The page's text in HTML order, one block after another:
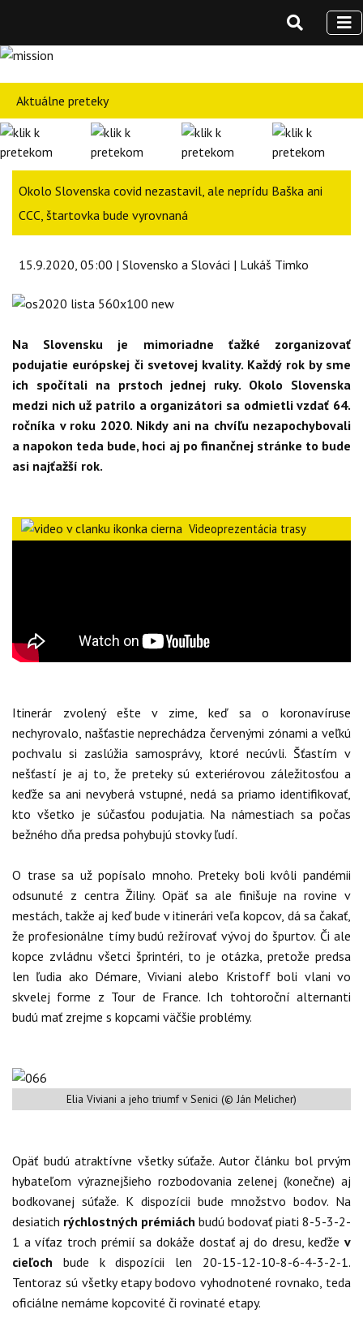
Aktuálne preteky
Okolo Slovenska covid nezastavil, ale neprídu Baška ani
CCC, štartovka bude vyrovnaná
15.9.2020, 05:00 | Slovensko a Slováci | Lukáš Timko
Na Slovensku je mimoriadne ťažké zorganizovať
podujatie európskej či svetovej kvality. Každý rok by sme
ich spočítali na prstoch jednej ruky. Okolo Slovenska
medzi nich už patrilo a organizátori sa odmietli vzdať 64.
ročníka v roku 2020. Nikdy ani na chvíľu nezapochybovali
a napokon teda bude, hoci aj po finančnej stránke to bude
asi najťažší rok.
Videoprezentácia trasy
Itinerár zvolený ešte v zime, keď sa o koronavíruse
nechyrovalo, našťastie neprechádza červenými zónami a veľkú
pochvalu si zaslúžia samosprávy, ktoré necúvli. Šťastím v
nešťastí je aj to, že preteky sú exteriérovou záležitosťou a
keďže sa ani nevyberá vstupné, nedá sa priamo identifikovať,
kto všetko je súčasťou podujatia. Na námestiach sa počas
bežného dňa predsa pohybujú stovky ľudí.
O trase sa už popísalo mnoho. Preteky boli kvôli pandémii
odsunuté z centra Žiliny. Opäť sa ale finišuje na rovine v
mestách, takže aj keď bude v itinerári veľa kopcov, dá sa čakať,
že profesionálne tímy budú režírovať vývoj do špurtov. Či ale
kopce zvládnu všetci šprintéri, to je otázka, pretože predsa
len ľudia ako Démare, Viviani alebo Kristoff boli vlani vo
skvelej forme z Tour de France. Ich tohtoroční alternanti
budú mať zrejme s kopcami väčšie problémy.
Elia Viviani a jeho triumf v Senici (© Ján Melicher)
Opäť budú atraktívne všetky súťaže. Autor článku bol prvým
hybateľom výraznejšieho rozbodovania zelenej (konečne) aj
bodkovanej súťaže. K dispozícii bude množstvo bodov. Na
desiatich rýchlostných prémiách budú bodovať piati 8-5-3-2-
1 a víťaz troch prémií sa dokáže dostať aj do dresu, keďže v
cieľoch bude k dispozícii len 20-15-12-10-8-6-4-3-2-1.
Tentoraz sú všetky etapy bodovo vyhodnotené rovnako, teda
oficiálne nemáme kopcovité či rovinaté etapy.